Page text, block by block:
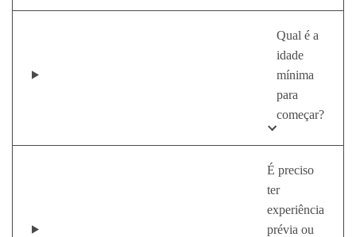
Qual é a
idade
mínima
para
começar?
É preciso
ter
experiência
prévia ou